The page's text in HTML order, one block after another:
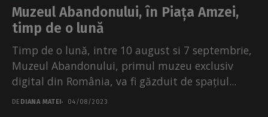
Muzeul Abandonului, în Piața Amzei,
timp de o lună
Timp de o lună, intre 10 august si 7 septembrie,
Muzeul Abandonului, primul muzeu exclusiv
digital din România, va fi găzduit de spațiul...
DE DIANA MATEI 04/08/2023